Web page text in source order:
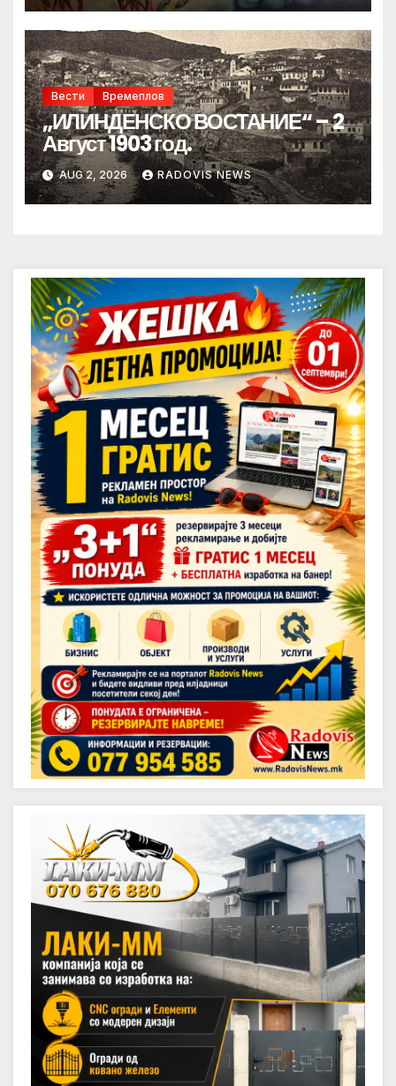
Вести Времеплов
„ИЛИНДЕНСКО ВОСТАНИЕ“ – 2
Август 1903 год.
AUG 2, 2026 RADOVIS NEWS